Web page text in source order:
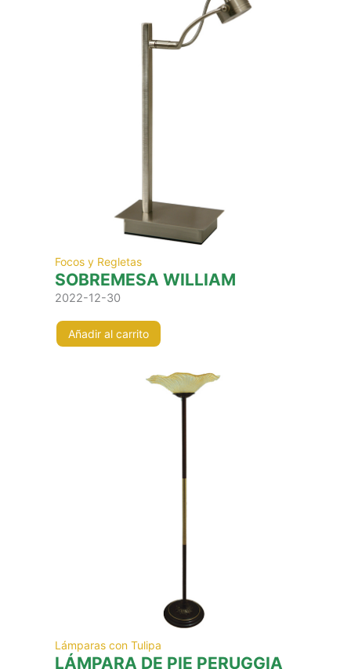
Focos y Regletas
SOBREMESA WILLIAM
2022-12-30
Añadir al carrito
Lámparas con Tulipa
LÁMPARA DE PIE PERUGGIA